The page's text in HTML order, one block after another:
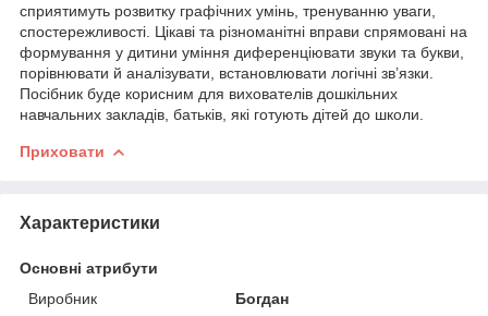
сприятимуть розвитку графічних умінь, тренуванню уваги,
спостережливості. Цікаві та різноманітні вправи спрямовані на
формування у дитини уміння диференціювати звуки та букви,
порівнювати й аналізувати, встановлювати логічні зв’язки.
Посібник буде корисним для вихователів дошкільних
навчальних закладів, батьків, які готують дітей до школи.
Приховати
Характеристики
Основні атрибути
Виробник
Богдан